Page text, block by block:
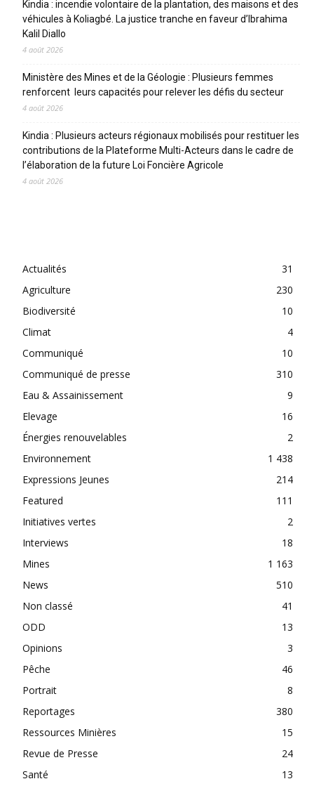
Kindia : incendie volontaire de la plantation, des maisons et des
véhicules à Koliagbé. La justice tranche en faveur d’Ibrahima
Kalil Diallo
4 août 2026
Ministère des Mines et de la Géologie : Plusieurs femmes
renforcent leurs capacités pour relever les défis du secteur
4 août 2026
Kindia : Plusieurs acteurs régionaux mobilisés pour restituer les
contributions de la Plateforme Multi-Acteurs dans le cadre de
l’élaboration de la future Loi Foncière Agricole
4 août 2026
Actualités
31
Agriculture
230
Biodiversité
10
Climat
4
Communiqué
10
Communiqué de presse
310
Eau & Assainissement
9
Elevage
16
Énergies renouvelables
2
Environnement
1 438
Expressions Jeunes
214
Featured
111
Initiatives vertes
2
Interviews
18
Mines
1 163
News
510
Non classé
41
ODD
13
Opinions
3
Pêche
46
Portrait
8
Reportages
380
Ressources Minières
15
Revue de Presse
24
Santé
13